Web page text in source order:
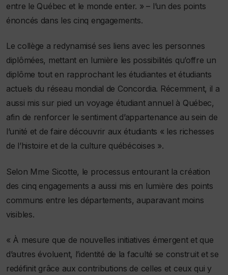
entre le Québec et le monde entier. » – l’un des points
énoncés dans les cinq engagements.
Le collège a redynamisé ses liens avec les personnes
diplômées, mettant en lumière les possibilités qu’offre un
diplôme tout en rapprochant les étudiantes et étudiants
actuels du réseau mondial de Concordia. Récemment, il a
aussi mis sur pied un voyage étudiant annuel à Québec,
afin de renforcer le sentiment d’appartenance au sein de
l’unité et de faire découvrir aux étudiants « les richesses
de l’histoire et de la culture québécoises ».
Selon Mme Sicotte, le processus entourant la création
des cinq engagements a aussi mis en lumière des points
communs entre les départements, auparavant moins
visibles.
« À mesure que de nouvelles initiatives émergent et que
d’autres évoluent, l’identité de la faculté se construit et se
redéfinit grâce aux contributions de celles et ceux qui y